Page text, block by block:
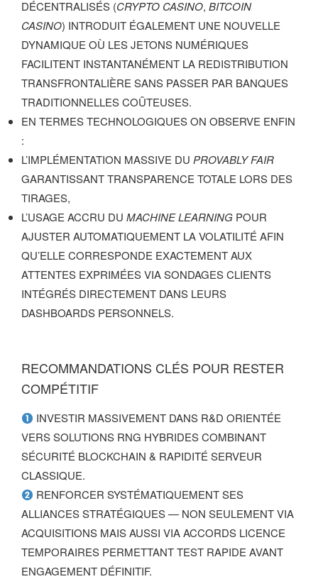
DÉCENTRALISÉS (CRYPTO CASINO, BITCOIN
CASINO) INTRODUIT ÉGALEMENT UNE NOUVELLE
DYNAMIQUE OÙ LES JETONS NUMÉRIQUES
FACILITENT INSTANTANÉMENT LA REDISTRIBUTION
TRANSFRONTALIÈRE SANS PASSER PAR BANQUES
TRADITIONNELLES COÛTEUSES.
EN TERMES TECHNOLOGIQUES ON OBSERVE ENFIN
:
L’IMPLÉMENTATION MASSIVE DU PROVABLY FAIR
GARANTISSANT TRANSPARENCE TOTALE LORS DES
TIRAGES,
L’USAGE ACCRU DU MACHINE LEARNING POUR
AJUSTER AUTOMATIQUEMENT LA VOLATILITÉ AFIN
QU’ELLE CORRESPONDE EXACTEMENT AUX
ATTENTES EXPRIMÉES VIA SONDAGES CLIENTS
INTÉGRÉS DIRECTEMENT DANS LEURS
DASHBOARDS PERSONNELS.
RECOMMANDATIONS CLÉS POUR RESTER
COMPÉTITIF
INVESTIR MASSIVEMENT DANS R&D ORIENTÉE
VERS SOLUTIONS RNG HYBRIDES COMBINANT
SÉCURITÉ BLOCKCHAIN & RAPIDITÉ SERVEUR
CLASSIQUE.
RENFORCER SYSTÉMATIQUEMENT SES
ALLIANCES STRATÉGIQUES — NON SEULEMENT VIA
ACQUISITIONS MAIS AUSSI VIA ACCORDS LICENCE
TEMPORAIRES PERMETTANT TEST RAPIDE AVANT
ENGAGEMENT DÉFINITIF.